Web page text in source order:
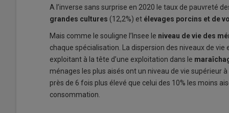
A l’inverse sans surprise en 2020 le taux de pauvreté
grandes cultures (12,2%) et élevages porcins et de
Mais comme le souligne l’Insee le niveau de vie des
chaque spécialisation. La dispersion des niveaux de
exploitant à la tête d’une exploitation dans le
ménages les plus aisés ont un niveau de vie supérieur
près de 6 fois plus élevé que celui des 10% les moins
consommation.